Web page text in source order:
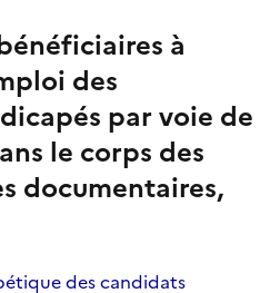
à
des
par voie de
le corps des
documentaires,
des candidats